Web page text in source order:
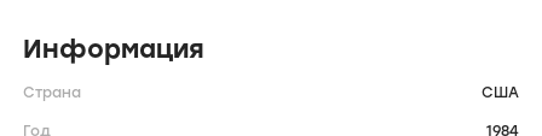
Информация
Страна США
Год 1984